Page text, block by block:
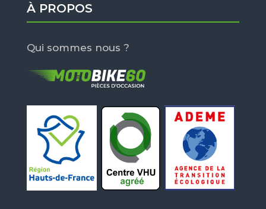
À PROPOS
Qui sommes nous ?